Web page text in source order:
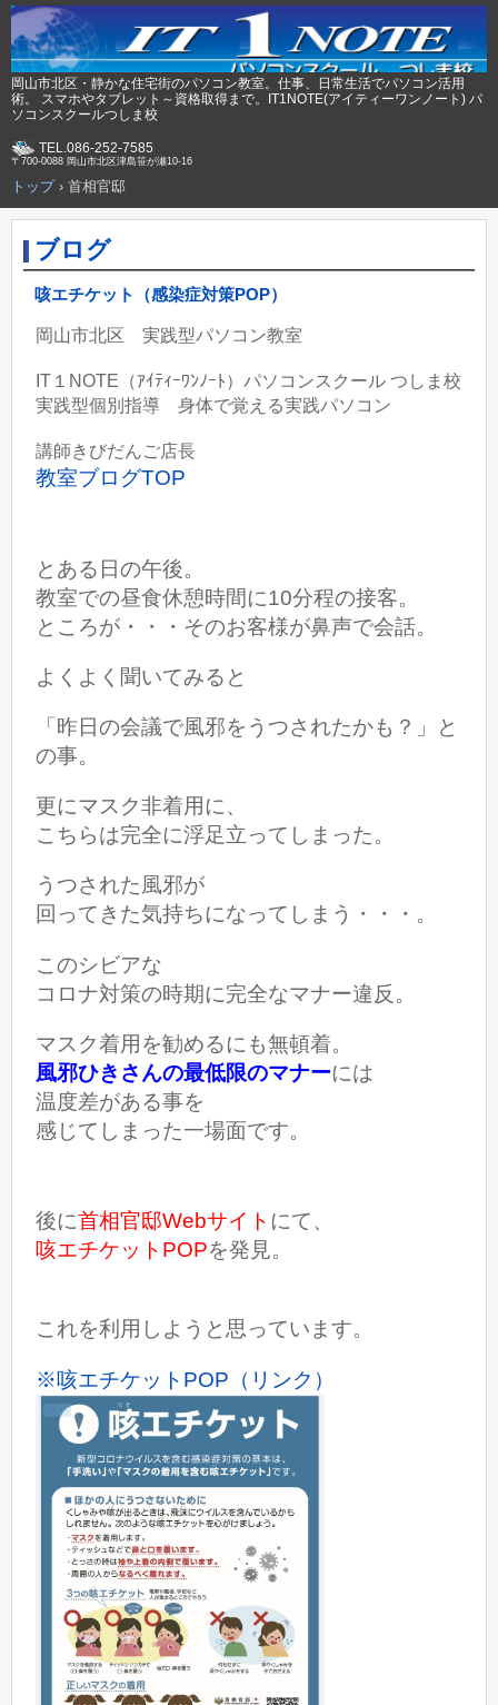
岡山市北区・静かな住宅街のパソコン教室。仕事、日常生活でパソコン活用
術。 スマホやタブレット～資格取得まで。IT1NOTE(アイティーワンノート) パ
ソコンスクールつしま校
TEL.086-252-7585
〒700-0088 岡山市北区津島笹が瀬10-16
トップ› 首相官邸
ブログ
咳エチケット（感染症対策POP）
岡山市北区 実践型パソコン教室
IT１NOTE（ｱｲﾃｨｰﾜﾝﾉｰﾄ）パソコンスクール つしま校
実践型個別指導 身体で覚える実践パソコン
講師きびだんご店長
教室ブログTOP
とある日の午後。
教室での昼食休憩時間に10分程の接客。
ところが・・・そのお客様が鼻声で会話。
よくよく聞いてみると
「昨日の会議で風邪をうつされたかも？」と
の事。
更にマスク非着用に、
こちらは完全に浮足立ってしまった。
うつされた風邪が
回ってきた気持ちになってしまう・・・。
このシビアな
コロナ対策の時期に完全なマナー違反。
マスク着用を勧めるにも無頓着。
風邪ひきさんの最低限のマナーには
温度差がある事を
感じてしまった一場面です。
後に首相官邸Webサイト にて、
咳エチケットPOPを発見。
これを利用しようと思っています。
※咳エチケットPOP（リンク）